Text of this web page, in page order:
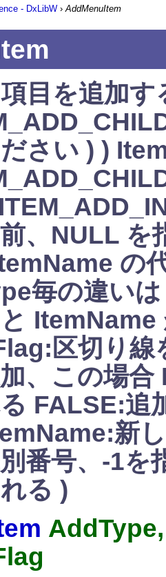
- DxLibW ›AddMenuItem
目を追加
さい ) )
、NULL を
の
毎の違い
と
区切り線
、この場
FALSE:追
新し
番号、-1を
る )